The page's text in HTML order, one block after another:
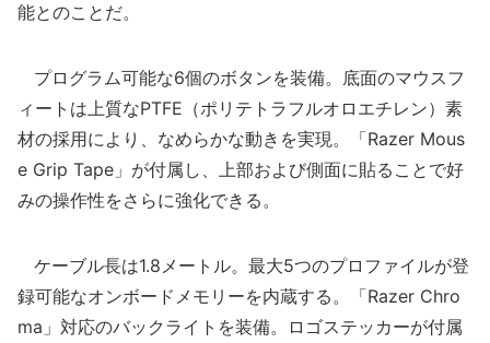
能とのことだ。
プログラム可能な6個のボタンを装備。底面のマウスフ
ィートは上質なPTFE（ポリテトラフルオロエチレン）素
材の採用により、なめらかな動きを実現。「Razer Mous
e Grip Tape」が付属し、上部および側面に貼ることで好
みの操作性をさらに強化できる。
ケーブル長は1.8メートル。最大5つのプロファイルが登
録可能なオンボードメモリーを内蔵する。「Razer Chro
ma」対応のバックライトを装備。ロゴステッカーが付属